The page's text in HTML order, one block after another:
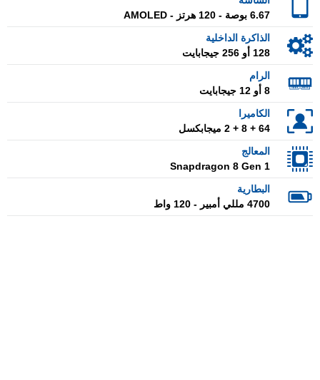
6.67 بوصة - 120 هرتز - AMOLED
الذاكرة الداخلية
128 أو 256 جيجابايت
الرام
8 أو 12 جيجابايت
الكاميرا
64 + 8 + 2 ميجابكسل
المعالج
Snapdragon 8 Gen 1
البطارية
4700 مللي أمبير - 120 واط